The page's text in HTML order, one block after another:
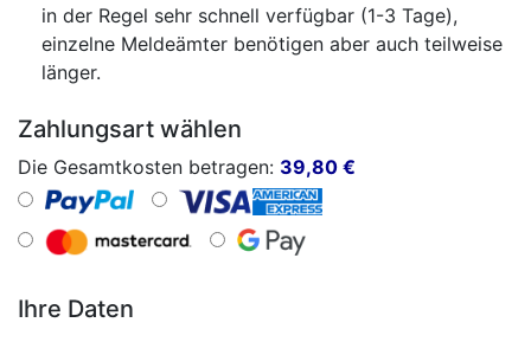
in der Regel sehr schnell verfügbar (1-3 Tage),
einzelne Meldeämter benötigen aber auch teilweise
länger.
Zahlungsart wählen
Die Gesamtkosten betragen: 39,80 €
Ihre Daten